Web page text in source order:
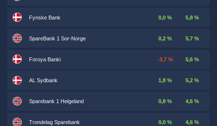
Fynske Bank 0,0 % 5,8 %
SpareBank 1 Sor-Norge 0,2 % 5,7 %
Foroya Banki -3,7 % 5,6 %
AL Sydbank 1,8 % 5,2 %
Sparebank 1 Helgeland 0,8 % 4,6 %
Trondelag Sparebank 0,0 % 4,6 %